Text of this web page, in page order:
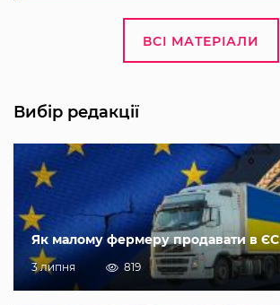
ВСІ МАТЕРІАЛИ
Вибір редакції
Як малому фермеру продавати в ЄС
3 липня 819